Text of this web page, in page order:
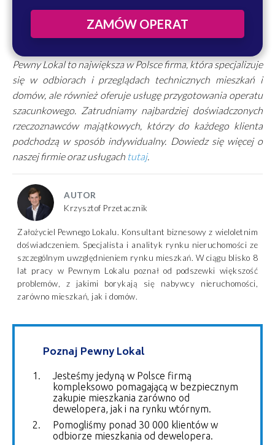
ZAMÓW OPERAT
Pewny Lokal to największa w Polsce firma, która specjalizuje
się w odbiorach i przeglądach technicznych mieszkań i
domów, ale również oferuje usługę przygotowania operatu
szacunkowego. Zatrudniamy najbardziej doświadczonych
rzeczoznawców majątkowych, którzy do każdego klienta
podchodzą w sposób indywidualny. Dowiedz się więcej o
naszej firmie oraz usługach tutaj.
AUTOR
Krzysztof Przetacznik
Założyciel Pewnego Lokalu. Konsultant biznesowy z wieloletnim
doświadczeniem. Specjalista i analityk rynku nieruchomości ze
szczególnym uwzględnieniem rynku mieszkań. W ciągu blisko 8
lat pracy w Pewnym Lokalu poznał od podszewki większość
problemów, z jakimi borykają się nabywcy nieruchomości,
zarówno mieszkań, jak i domów.
Poznaj Pewny Lokal
Jesteśmy jedyną w Polsce firmą
kompleksowo pomagającą w bezpiecznym
zakupie mieszkania zarówno od
dewelopera, jak i na rynku wtórnym.
Pomogliśmy ponad 30 000 klientów w
odbiorze mieszkania od dewelopera.